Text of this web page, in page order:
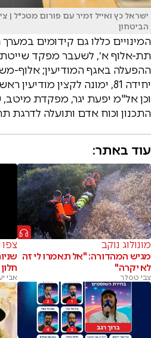
ישראל כץ ואייל זמיר עם פורום מטכ"ל |
הביטחון
המינויים כללו גם קידומים
ההפעלה באגף המודיעין; אלוף-
יחידה 81, ימונה לקצין
וכן אל"מ יפעת יגר, מפקדת
התכנון וכוח אדם ותועלה לדרגת
עוד באתר:
מונולוג נוקב
מגיש המהדורה: "אל תאמרו לי זה
לא יקרה"
צבי טסלר אבי